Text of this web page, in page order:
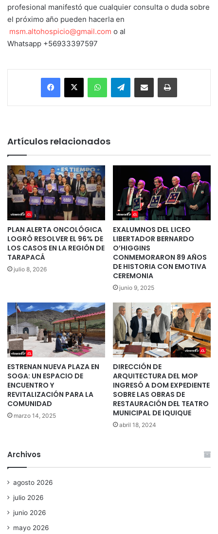
profesional manifestó que cualquier consulta o duda sobre
el próximo año pueden hacerla en
msm.altohospicio@gmail.com o al
Whatsapp +56933397597
Facebook
X WhatsAppTelegramEnviar vía email Imprimir
Artículos relacionados
PLAN ALERTA ONCOLÓGICA
LOGRÓ RESOLVER EL 96% DE
LOS CASOS EN LA REGIÓN DE
TARAPACÁ
julio 8, 2026
EXALUMNOS DEL LICEO
LIBERTADOR BERNARDO
O’HIGGINS
CONMEMORARON 89 AÑOS
DE HISTORIA CON EMOTIVA
CEREMONIA
junio 9, 2025
ESTRENAN NUEVA PLAZA EN
SOGA: UN ESPACIO DE
ENCUENTRO Y
REVITALIZACIÓN PARA LA
COMUNIDAD
marzo 14, 2025
DIRECCIÓN DE
ARQUITECTURA DEL MOP
INGRESÓ A DOM EXPEDIENTE
SOBRE LAS OBRAS DE
RESTAURACIÓN DEL TEATRO
MUNICIPAL DE IQUIQUE
abril 18, 2024
Archivos
agosto 2026
julio 2026
junio 2026
mayo 2026